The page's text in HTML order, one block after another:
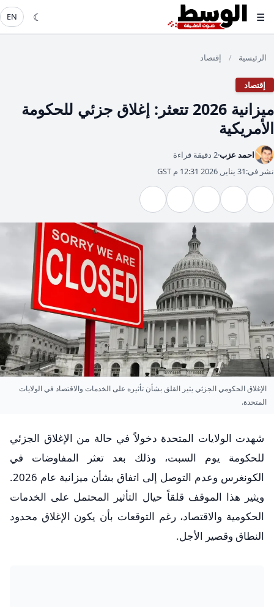
☰
☾
EN
الرئيسية / إقتصاد
إقتصاد
ميزانية 2026 تتعثر: إغلاق جزئي للحكومة
الأمريكية
احمد عزب2 دقيقة قراءة
نشر في:31 يناير, 2026 12:31 م GST
الإغلاق الحكومي الجزئي يثير القلق بشأن تأثيره على الخدمات والاقتصاد في الولايات
المتحدة.
شهدت الولايات المتحدة دخولاً في حالة من الإغلاق الجزئي
للحكومة يوم السبت، وذلك بعد تعثر المفاوضات في
الكونغرس وعدم التوصل إلى اتفاق بشأن ميزانية عام 2026.
ويثير هذا الموقف قلقاً حيال التأثير المحتمل على الخدمات
الحكومية والاقتصاد، رغم التوقعات بأن يكون الإغلاق محدود
النطاق وقصير الأجل.